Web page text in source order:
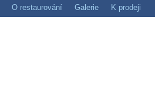
O restaurování Galerie K prodeji